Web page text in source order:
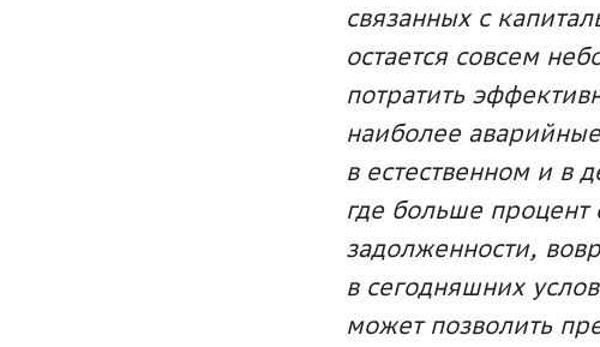
связанных с
остается совсем
потратить
наиболее
в естественном и в
где больше
задолженности,
в сегодняшних
может позволить